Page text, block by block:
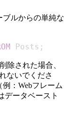
ブルからの単純な
Posts ;
除された場合、
ないでくださ
：Webフレーム
データベースト